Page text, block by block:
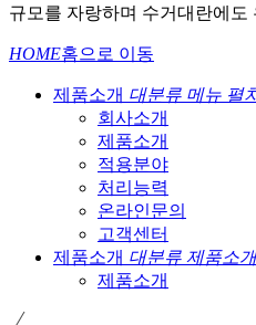
규모를 자랑하며 수거대란에도
HOME홈으로 이동
제품소개 대분류 메뉴 펼
회사소개
제품소개
적용분야
처리능력
온라인문의
고객센터
제품소개 대분류 제품소
제품소개